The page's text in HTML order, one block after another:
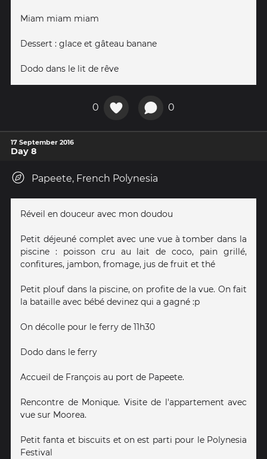
Miam miam miam
Dessert : glace et gâteau banane
Dodo dans le lit de rêve
0 0
17 September 2016
Day 8
Papeete, French Polynesia
Réveil en douceur avec mon doudou
Petit déjeuné complet avec une vue à tomber dans la
piscine : poisson cru au lait de coco, pain grillé,
confitures, jambon, fromage, jus de fruit et thé
Petit plouf dans la piscine, on profite de la vue. On fait
la bataille avec bébé devinez qui a gagné :p
On décolle pour le ferry de 11h30
Dodo dans le ferry
Accueil de François au port de Papeete.
Rencontre de Monique. Visite de l'appartement avec
vue sur Moorea.
Petit fanta et biscuits et on est parti pour le Polynesia
Festival